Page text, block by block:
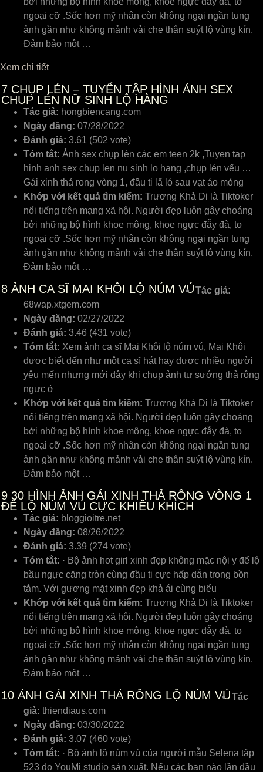
ngoại cỡ .Sốc hơn mỹ nhân còn không ngại ngần tung
ảnh gần như không mảnh vải che thân suýt lộ vùng kín.
Đảm bảo một …
Xem chi tiết
7 CHỤP LÉN – TUYỂN TẬP HÌNH ẢNH SEX
CHUP LÉN NỮ SINH LỘ HÀNG
Tác giả: hongbiencang.com
Ngày đăng: 07/28/2022
Đánh giá: 3.61 (502 vote)
Tóm tắt: Ảnh sex chụp lén các em teen 2k ,Tuyen tap
hinh anh sex chup len nu sinh lo hang ,chụp lén vếu …
Gái xinh thả rong vòng 1, đầu ti lấ ló sau vạt áo mỏng
Khớp với kết quả tìm kiếm: Trương Khả Di là Tiktoker
nổi tiếng trên mạng xã hội. Người đẹp luôn gây choáng
bởi những bộ hình khoe mông, khoe ngực đẫy đà, to
ngoại cỡ .Sốc hơn mỹ nhân còn không ngại ngần tung
ảnh gần như không mảnh vải che thân suýt lộ vùng kín.
Đảm bảo một …
8 ẢNH CA SĨ MAI KHÔI LỘ NÚM VÚTác giả:
68wap.xtgem.com
Ngày đăng: 02/27/2022
Đánh giá: 3.46 (431 vote)
Tóm tắt: Xem ảnh ca sĩ Mai Khôi lộ núm vú, Mai Khôi
được biết đến như một ca sĩ hát hay được nhiều người
yêu mến nhưng mới đây khi chụp ảnh tự sướng thả rông
ngực ở
Khớp với kết quả tìm kiếm: Trương Khả Di là Tiktoker
nổi tiếng trên mạng xã hội. Người đẹp luôn gây choáng
bởi những bộ hình khoe mông, khoe ngực đẫy đà, to
ngoại cỡ .Sốc hơn mỹ nhân còn không ngại ngần tung
ảnh gần như không mảnh vải che thân suýt lộ vùng kín.
Đảm bảo một …
9 30 HÌNH ẢNH GÁI XINH THẢ RÔNG VÒNG 1
ĐỂ LỘ NÚM VÚ CỰC KHIÊU KHÍCH
Tác giả: bloggioitre.net
Ngày đăng: 08/26/2022
Đánh giá: 3.39 (274 vote)
Tóm tắt: · Bộ ảnh hot girl xinh đẹp không mặc nội y để lộ
bầu ngực căng tròn cùng đầu ti cực hấp dẫn trong bồn
tắm. Với gương mặt xinh đẹp khả ái cùng biểu
Khớp với kết quả tìm kiếm: Trương Khả Di là Tiktoker
nổi tiếng trên mạng xã hội. Người đẹp luôn gây choáng
bởi những bộ hình khoe mông, khoe ngực đẫy đà, to
ngoại cỡ .Sốc hơn mỹ nhân còn không ngại ngần tung
ảnh gần như không mảnh vải che thân suýt lộ vùng kín.
Đảm bảo một …
10 ẢNH GÁI XINH THẢ RÔNG LỘ NÚM VÚTác
giả: thiendiaus.com
Ngày đăng: 03/30/2022
Đánh giá: 3.07 (460 vote)
Tóm tắt: · Bộ ảnh lộ núm vú của người mẫu Selena tập
523 do YouMi studio sản xuất. Nếu các bạn nào lần đầu